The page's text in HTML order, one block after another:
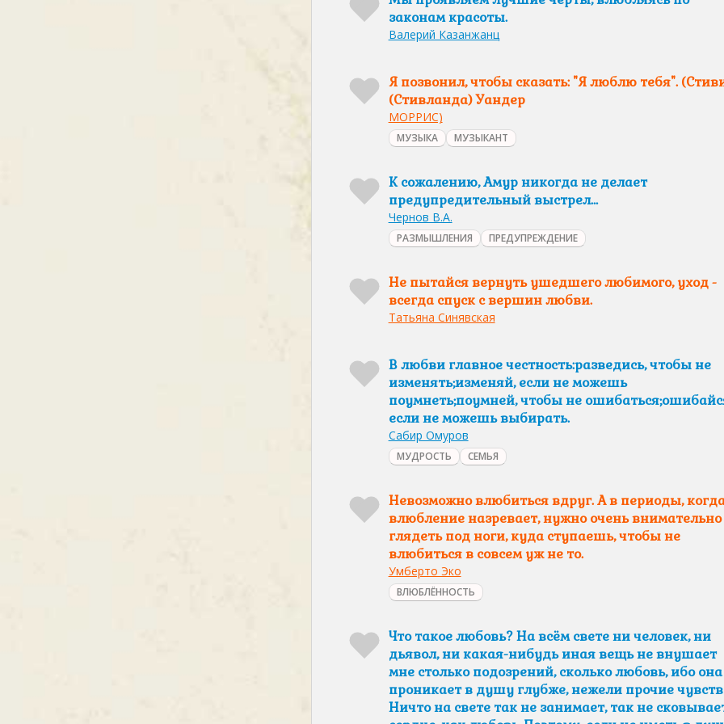
законам красоты.
Валерий Казанжанц
Я позвонил, чтобы сказать: "Я люблю тебя".
(Стивланда) Уандер
МОРРИС)
МУЗЫКА МУЗЫКАНТ
К сожалению, Амур никогда не делает
предупредительный выстрел…
Чернов В.А.
РАЗМЫШЛЕНИЯ ПРЕДУПРЕЖДЕНИЕ
Не пытайся вернуть ушедшего любимого, уход -
всегда спуск с вершин любви.
Татьяна Синявская
В любви главное честность:разведись, чтобы не
изменять;изменяй, если не можешь
поумнеть;поумней, чтобы не
если не можешь выбирать.
Сабир Омуров
МУДРОСТЬ СЕМЬЯ
Невозможно влюбиться вдруг. А в периоды,
влюбление назревает, нужно очень внимательно
глядеть под ноги, куда ступаешь, чтобы не
влюбиться в совсем уж не то.
Умберто Эко
ВЛЮБЛЁННОСТЬ
Что такое любовь? На всём свете ни человек, ни
дьявол, ни какая-нибудь иная вещь не внушает
мне столько подозрений, сколько любовь, ибо она
проникает в душу глубже, нежели прочие
Ничто на свете так не занимает, так не